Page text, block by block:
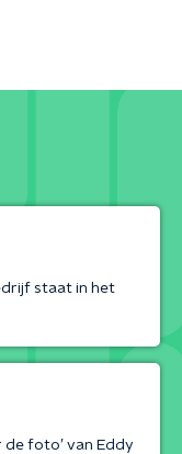
staat in het
de foto’ van Eddy